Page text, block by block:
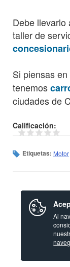
Debe llevarlo
taller de
Si piensas
tenemos
ciudades de
Calificación:
Etiquetas: Motor
Al